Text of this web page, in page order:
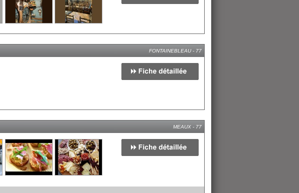
FONTAINEBLEAU - 77
MEAUX - 77